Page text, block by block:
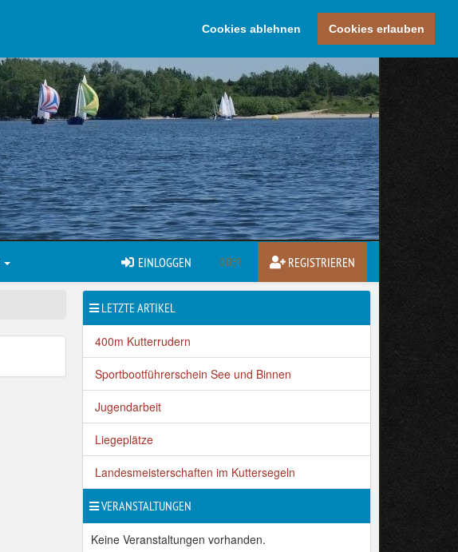
Cookies ablehnen Cookies erlauben
EINLOGGEN ODER REGISTRIEREN
LETZTE ARTIKEL
400m Kutterrudern
Sportbootführerschein See und Binnen
Jugendarbeit
Liegeplätze
Landesmeisterschaften im Kuttersegeln
VERANSTALTUNGEN
Keine Veranstaltungen vorhanden.